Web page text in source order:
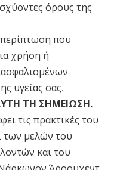
όρους της
που
χρήση ή
υγείας σας.
ΤΗ ΣΗΜΕΙΩΣΗ.
τις πρακτικές του
των μελών του
και του